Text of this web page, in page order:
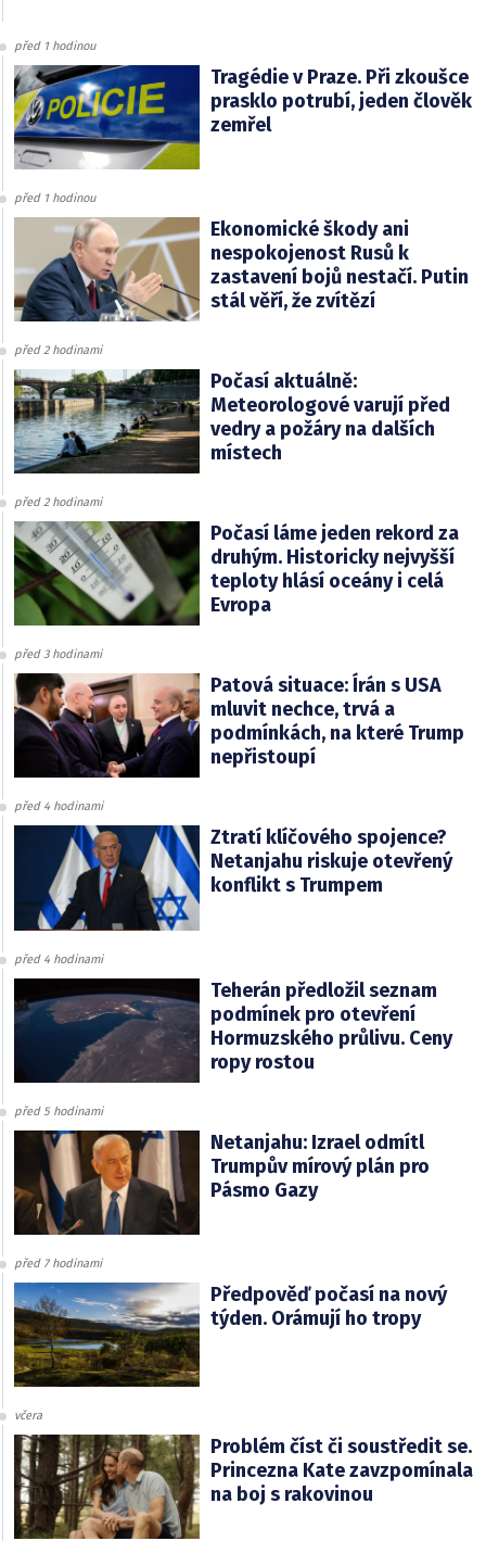
před 1 hodinou
Tragédie v Praze. Při zkoušce
prasklo potrubí, jeden člověk
zemřel
před 1 hodinou
Ekonomické škody ani
nespokojenost Rusů k
zastavení bojů nestačí. Putin
stál věří, že zvítězí
před 2 hodinami
Počasí aktuálně:
Meteorologové varují před
vedry a požáry na dalších
místech
před 2 hodinami
Počasí láme jeden rekord za
druhým. Historicky nejvyšší
teploty hlásí oceány i celá
Evropa
před 3 hodinami
Patová situace: Írán s USA
mluvit nechce, trvá a
podmínkách, na které Trump
nepřistoupí
před 4 hodinami
Ztratí klíčového spojence?
Netanjahu riskuje otevřený
konflikt s Trumpem
před 4 hodinami
Teherán předložil seznam
podmínek pro otevření
Hormuzského průlivu. Ceny
ropy rostou
před 5 hodinami
Netanjahu: Izrael odmítl
Trumpův mírový plán pro
Pásmo Gazy
před 7 hodinami
Předpověď počasí na nový
týden. Orámují ho tropy
včera
Problém číst či soustředit se.
Princezna Kate zavzpomínala
na boj s rakovinou